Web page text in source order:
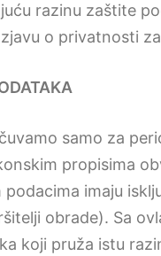
razinu zaštite
o privatnosti
samo za
propisima
podacima imaju
obrade). Sa
koji pruža istu